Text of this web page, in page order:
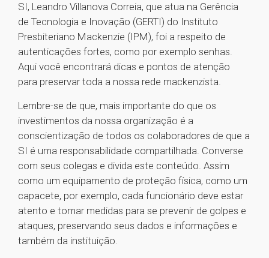
SI, Leandro Villanova Correia, que atua na Gerência
de Tecnologia e Inovação (GERTI) do Instituto
Presbiteriano Mackenzie (IPM), foi a respeito de
autenticações fortes, como por exemplo senhas.
Aqui você encontrará dicas e pontos de atenção
para preservar toda a nossa rede mackenzista.
Lembre-se de que, mais importante do que os
investimentos da nossa organização é a
conscientização de todos os colaboradores de que a
SI é uma responsabilidade compartilhada. Converse
com seus colegas e divida este conteúdo. Assim
como um equipamento de proteção física, como um
capacete, por exemplo, cada funcionário deve estar
atento e tomar medidas para se prevenir de golpes e
ataques, preservando seus dados e informações e
também da instituição.